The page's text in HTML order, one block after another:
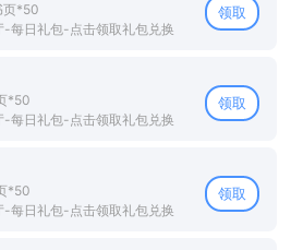
页*50
每日礼包-点击领取礼包兑换
领取
*50
每日礼包-点击领取礼包兑换
领取
*50
每日礼包-点击领取礼包兑换
领取